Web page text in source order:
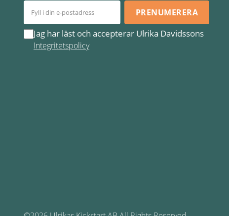
PRENUMERERA
Jag har läst och accepterar Ulrika Davidssons
Integritetspolicy